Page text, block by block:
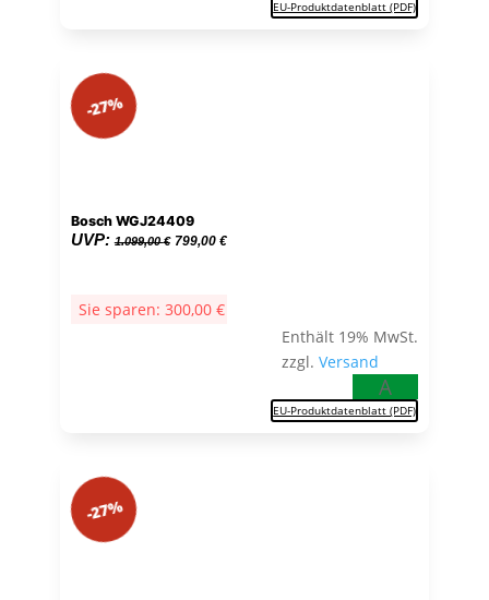
EU-Produktdatenblatt (PDF)
Bosch WGJ24409
UVP: 1.099,00€ Ursprünglicher
1.099,00 €
799,00 €Aktueller
Sie sparen: 300,00 €
Enthält 19% MwSt.
zzgl.Versand
A
EU-Produktdatenblatt (PDF)
-27%
-27%